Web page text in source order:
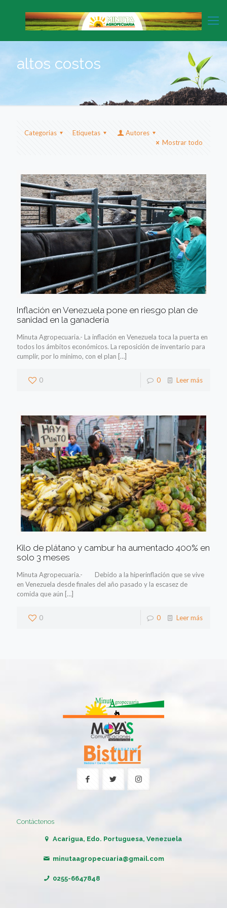
altos costos
Categorias Etiquetas
Autores
Mostrar todo
Inflación en Venezuela pone en riesgo plan de
sanidad en la ganadería
Minuta Agropecuaria.- La inflación en Venezuela toca la puerta en
todos los ámbitos económicos. La reposición de inventario para
cumplir, por lo mínimo, con el plan […]
0 0 Leer más
Kilo de plátano y cambur ha aumentado 400% en
solo 3 meses
Minuta Agropecuaria.- Debido a la hiperinflación que se vive
en Venezuela desde finales del año pasado y la escasez de
comida que aún […]
0 0 Leer más
Contáctenos
Acarigua, Edo. Portuguesa, Venezuela
minutaagropecuaria@gmail.com
0255-6647848